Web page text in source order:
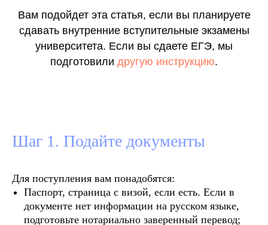
Вам подойдет эта статья, если вы планируете
сдавать внутренние вступительные экзамены
университета. Если вы сдаете ЕГЭ, мы
подготовили другую инструкцию.
Шаг 1. Подайте документы
Для поступления вам понадобятся:
Паспорт, страница с визой, если есть. Если в
документе нет информации на русском языке,
подготовьте нотариально заверенный перевод;